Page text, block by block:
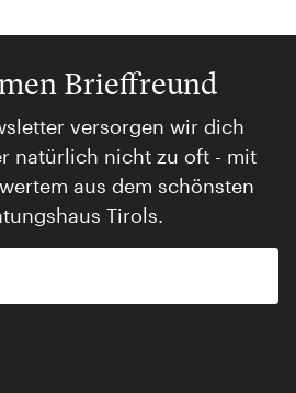
Brieffreund
versorgen wir dich
natürlich nicht zu oft - mit
aus dem schönsten
Tirols.